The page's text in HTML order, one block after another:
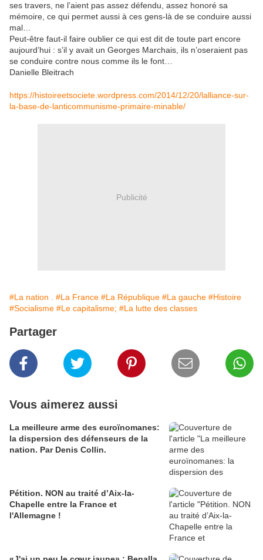
ses travers, ne l’aient pas assez défendu, assez honoré sa
mémoire, ce qui permet aussi à ces gens-là de se conduire aussi
mal…
Peut-être faut-il faire oublier ce qui est dit de toute part encore
aujourd’hui : s’il y avait un Georges Marchais, ils n’oseraient pas
se conduire contre nous comme ils le font…
Danielle Bleitrach
https://histoireetsociete.wordpress.com/2014/12/20/lalliance-sur-
la-base-de-lanticommunisme-primaire-minable/
Publicité
#La nation . #La France #La République #La gauche #Histoire
#Socialisme #Le capitalisme; #La lutte des classes
Partager
Vous aimerez aussi
La meilleure arme des euroïnomanes:
la dispersion des défenseurs de la
nation. Par Denis Collin.
Pétition. NON au traité d’Aix-la-
Chapelle entre la France et
l'Allemagne !